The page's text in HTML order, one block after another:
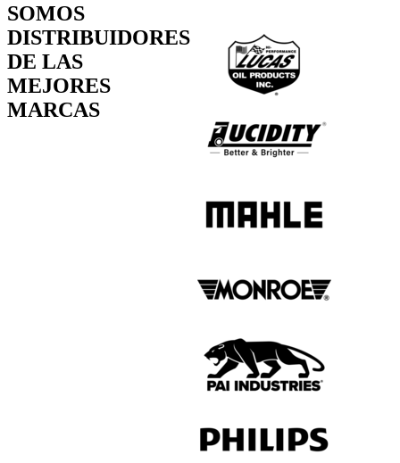
SOMOS
DISTRIBUIDORES
DE LAS
MEJORES
MARCAS